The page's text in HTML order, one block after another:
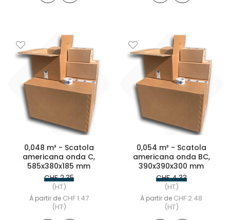
0,048 m³ - Scatola
americana onda C,
585x380x185 mm
CHF 2.35
(HT)
À partir de CHF 1.47
(HT)
0,054 m³ - Scatola
americana onda BC,
390x390x300 mm
CHF 4.33
(HT)
À partir de CHF 2.48
(HT)